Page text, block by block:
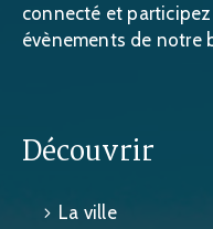
connecté et
évènements de notre
Découvrir
La ville